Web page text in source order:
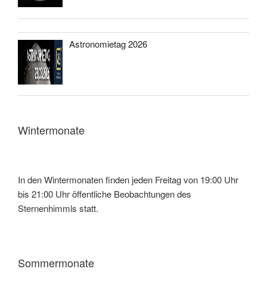
Astronomietag 2026
Wintermonate
In den Wintermonaten finden jeden Freitag von 19:00 Uhr
bis 21:00 Uhr öffentliche Beobachtungen des
Sternenhimmls statt.
Sommermonate